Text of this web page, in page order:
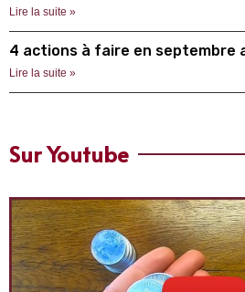
Lire la suite »
4 actions à faire en septembre
Lire la suite »
Sur Youtube